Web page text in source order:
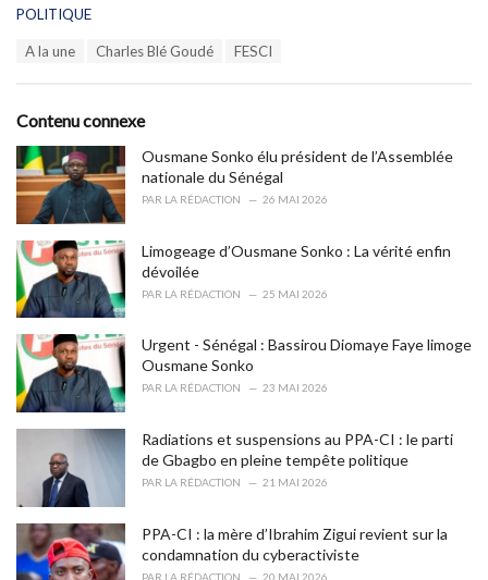
C
o
r
i
e
s
POLITIQUE
:
A la une Charles Blé Goudé FESCI
Contenu connexe
Ousmane Sonko élu président de l’Assemblée
nationale du Sénégal
PAR LA RÉDACTION 26 MAI 2026
Limogeage d’Ousmane Sonko : La vérité enfin
dévoilée
PAR LA RÉDACTION 25 MAI 2026
Urgent - Sénégal : Bassirou Diomaye Faye limoge
Ousmane Sonko
PAR LA RÉDACTION 23 MAI 2026
Radiations et suspensions au PPA-CI : le parti
de Gbagbo en pleine tempête politique
PAR LA RÉDACTION 21 MAI 2026
PPA-CI : la mère d’Ibrahim Zigui revient sur la
condamnation du cyberactiviste
PAR LA RÉDACTION 20 MAI 2026